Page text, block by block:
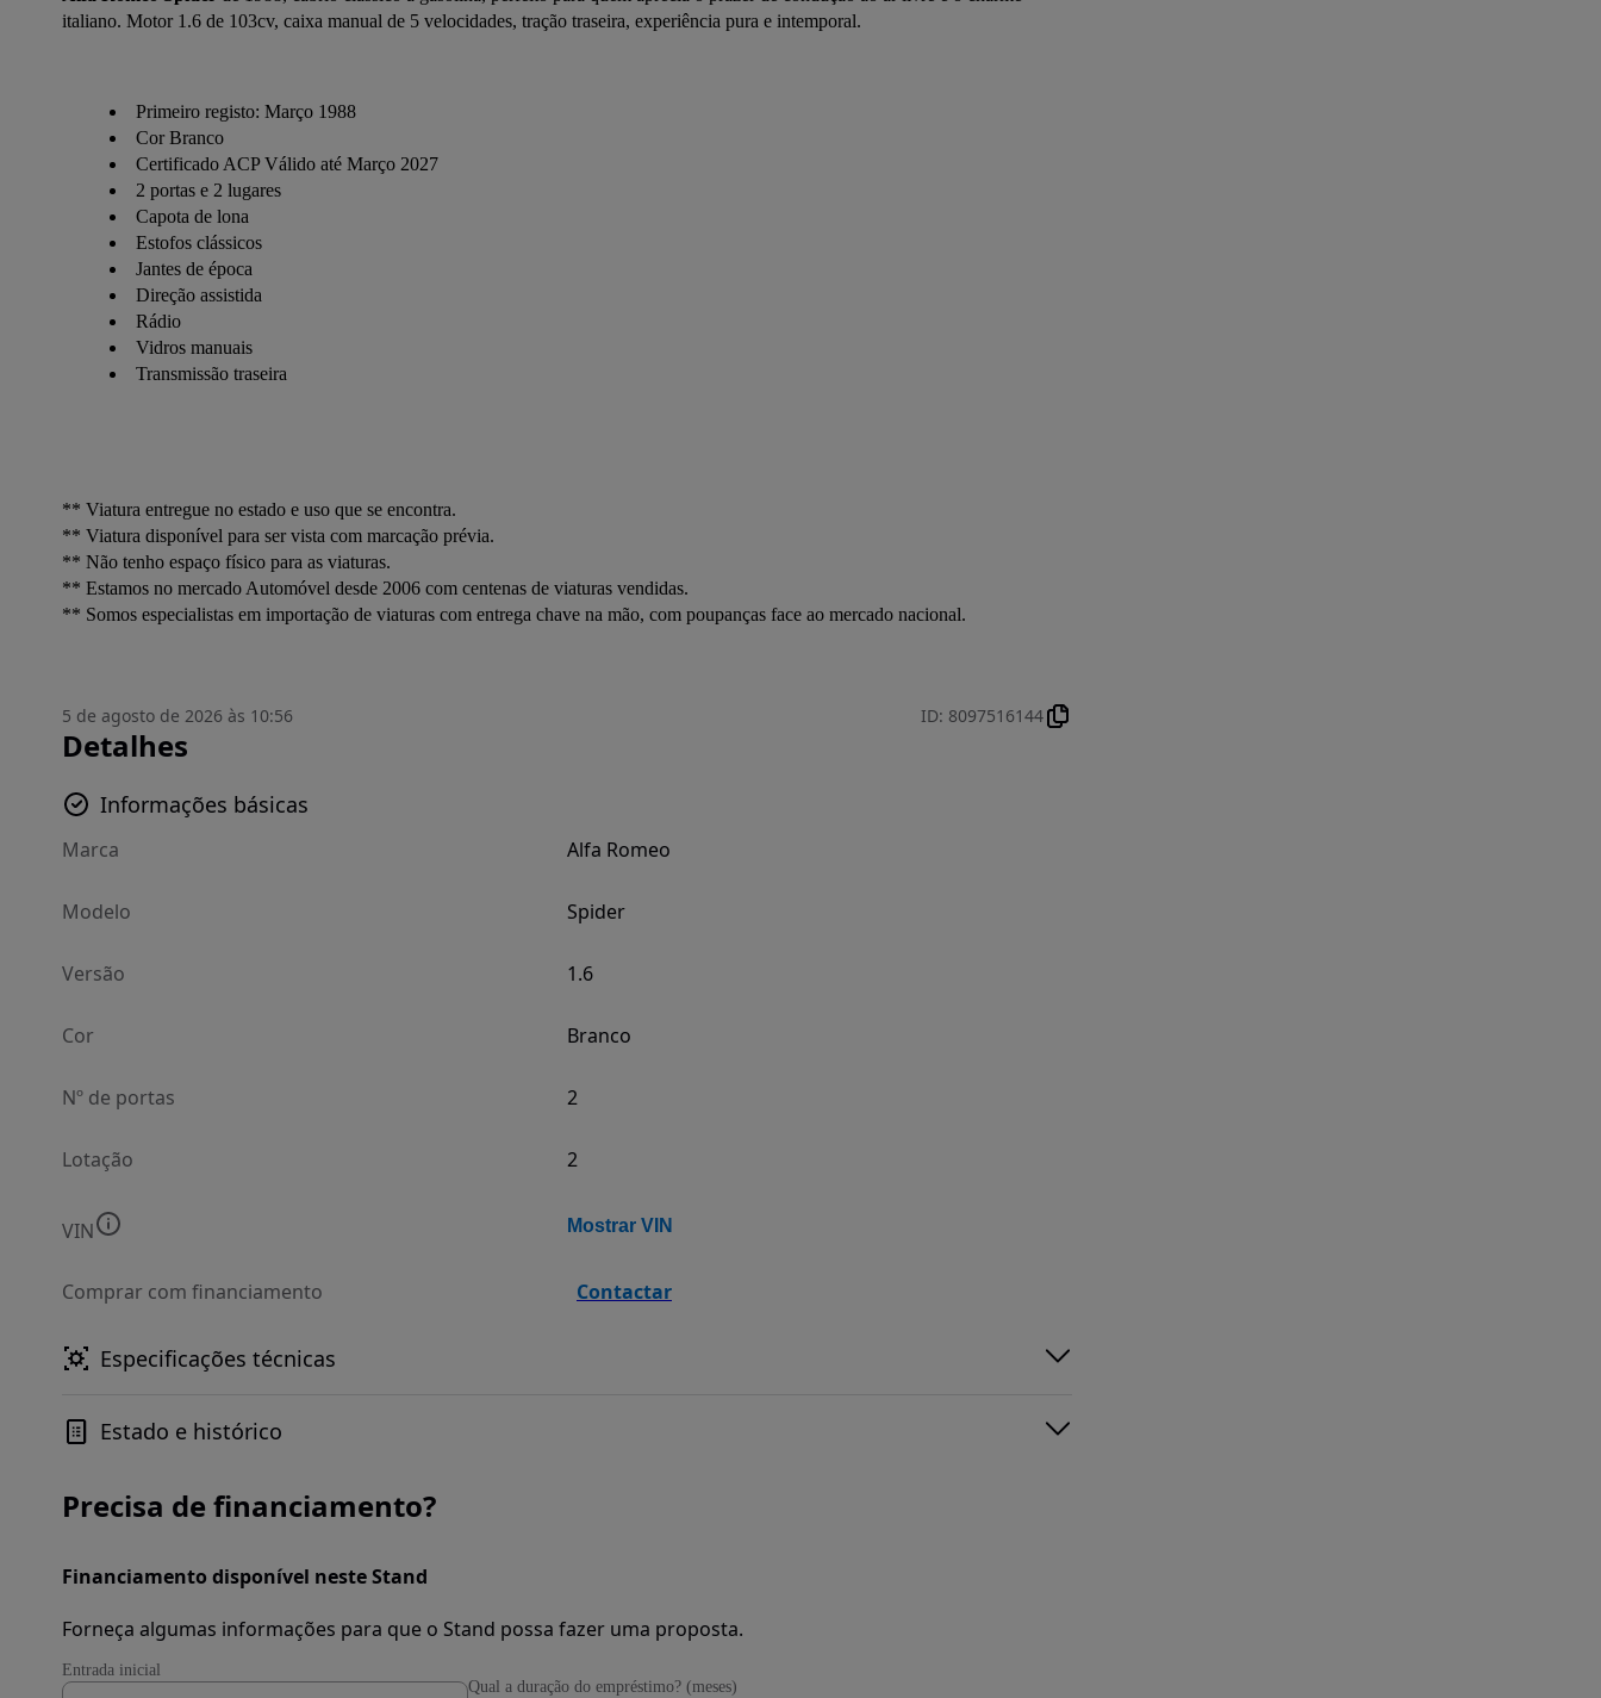
italiano. Motor 1.6 de 103cv, caixa manual de 5 velocidades, tração traseira, experiência pura e intemporal.
Primeiro registo: Março 1988
Cor Branco
Certificado ACP Válido até Março 2027
2 portas e 2 lugares
Capota de lona
Estofos clássicos
Jantes de época
Direção assistida
Rádio
Vidros manuais
Transmissão traseira
** Viatura entregue no estado e uso que se encontra.
** Viatura disponível para ser vista com marcação prévia.
** Não tenho espaço físico para as viaturas.
** Estamos no mercado Automóvel desde 2006 com centenas de viaturas vendidas.
** Somos especialistas em importação de viaturas com entrega chave na mão, com poupanças face ao mercado nacional.
5 de agosto de 2026 às 10:56 ID: 8097516144
Detalhes
Informações básicas
Marca Alfa Romeo
Modelo Spider
Versão 1.6
Cor Branco
Nº de portas 2
Lotação 2
VIN Mostrar VIN
Comprar com financiamento Contactar
Especificações técnicas
Estado e histórico
Precisa de financiamento?
Financiamento disponível neste Stand
Forneça algumas informações para que o Stand possa fazer uma proposta.
Entrada inicial
Qual a duração do empréstimo? (meses)